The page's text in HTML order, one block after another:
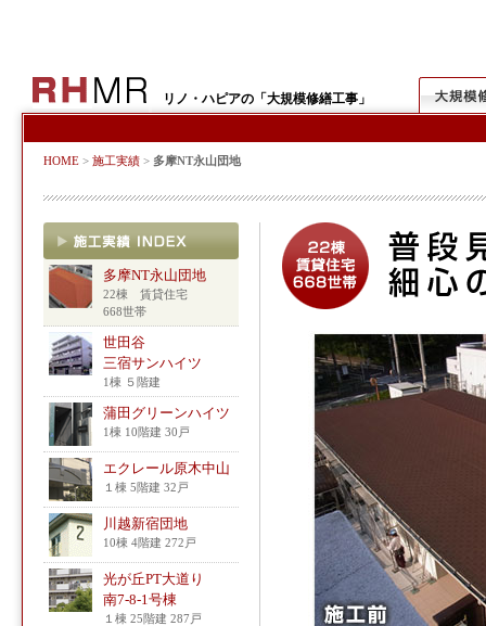
リノ・ハピアの「大規模修繕工事」
HOME > 施工実績 > 多摩NT永山団地
多摩NT永山団地
22棟 賃貸住宅
668世帯
世田谷
三宿サンハイツ
1棟 ５階建
蒲田グリーンハイツ
1棟 10階建 30戸
エクレール原木中山
１棟 5階建 32戸
川越新宿団地
10棟 4階建 272戸
光が丘PT大道り
南7-8-1号棟
１棟 25階建 287戸